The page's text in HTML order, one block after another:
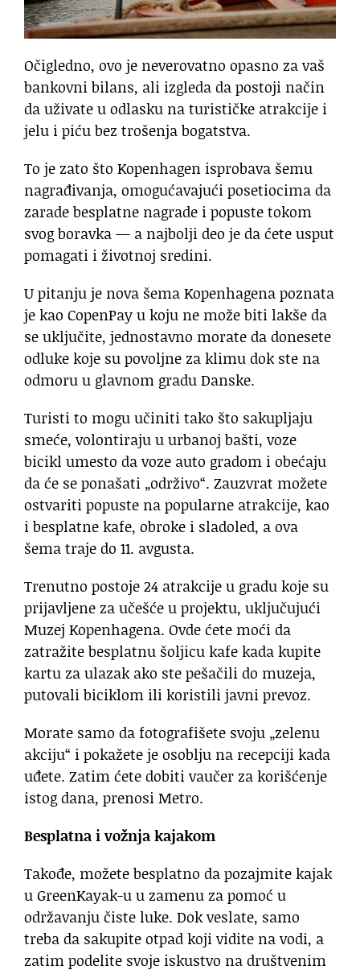
Očigledno, ovo je neverovatno opasno za vaš
bankovni bilans, ali izgleda da postoji način
da uživate u odlasku na turističke atrakcije i
jelu i piću bez trošenja bogatstva.
To je zato što Kopenhagen isprobava šemu
nagrađivanja, omogućavajući posetiocima da
zarade besplatne nagrade i popuste tokom
svog boravka — a najbolji deo je da ćete usput
pomagati i životnoj sredini.
U pitanju je nova šema Kopenhagena poznata
je kao CopenPay u koju ne može biti lakše da
se uključite, jednostavno morate da donesete
odluke koje su povoljne za klimu dok ste na
odmoru u glavnom gradu Danske.
Turisti to mogu učiniti tako što sakupljaju
smeće, volontiraju u urbanoj bašti, voze
bicikl umesto da voze auto gradom i obećaju
da će se ponašati „održivo“. Zauzvrat možete
ostvariti popuste na popularne atrakcije, kao
i besplatne kafe, obroke i sladoled, a ova
šema traje do 11. avgusta.
Trenutno postoje 24 atrakcije u gradu koje su
prijavljene za učešće u projektu, uključujući
Muzej Kopenhagena. Ovde ćete moći da
zatražite besplatnu šoljicu kafe kada kupite
kartu za ulazak ako ste pešačili do muzeja,
putovali biciklom ili koristili javni prevoz.
Morate samo da fotografišete svoju „zelenu
akciju“ i pokažete je osoblju na recepciji kada
uđete. Zatim ćete dobiti vaučer za korišćenje
istog dana, prenosi Metro.
Besplatna i vožnja kajakom
Takođe, možete besplatno da pozajmite kajak
u GreenKayak-u u zamenu za pomoć u
održavanju čiste luke. Dok veslate, samo
treba da sakupite otpad koji vidite na vodi, a
zatim podelite svoje iskustvo na društvenim